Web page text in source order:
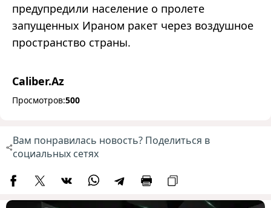
предупредили население о пролете
запущенных Ираном ракет через воздушное
пространство страны.
Caliber.Az
Просмотров:500
Вам понравилась новость? Поделиться в
социальных сетях